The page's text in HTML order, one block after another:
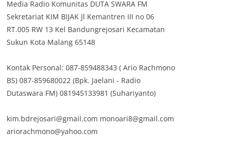
Media Radio Komunitas DUTA SWARA FM
Sekretariat KIM BIJAK Jl Kemantren III no 06
RT.005 RW 13 Kel Bandungrejosari Kecamatan
Sukun Kota Malang 65148
Kontak Personal: 087-859488343 ( Ario Rachmono
BS) 087-859680022 (Bpk. Jaelani - Radio
Dutaswara FM) 081945133981 (Suhariyanto)
kim.bdrejosari@gmail.com monoari8@gmail.com
ariorachmono@yahoo.com